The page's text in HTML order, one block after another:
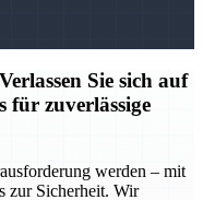
Sie sich auf
für zuverlässige
werden – mit
zur Sicherheit. Wir